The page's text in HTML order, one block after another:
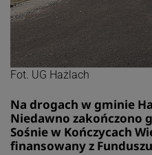
Fot. UG Hażlach
Na drogach w gminie
Niedawno zakończono
Sośnie w Kończycach
finansowany z